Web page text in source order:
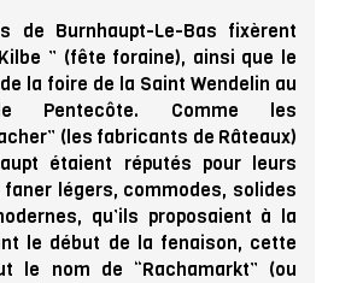
de Burnhaupt-Le-Bas fixèrent
” (fête foraine), ainsi que le
la foire de la Saint Wendelin au
Pentecôte. Comme les
(les fabricants de Râteaux)
étaient réputés pour leurs
faner légers, commodes, solides
qu’ils proposaient à la
le début de la fenaison, cette
le nom de “Rachamarkt” (ou